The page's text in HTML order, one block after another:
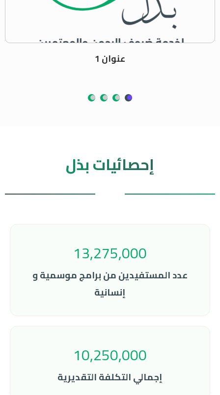
عنوان 1
إحصائيات بذل
13,275,000
عدد المستفيدين من برامج موسمية و
إنسانية
10,250,000
إجمالي التكلفة التقديرية